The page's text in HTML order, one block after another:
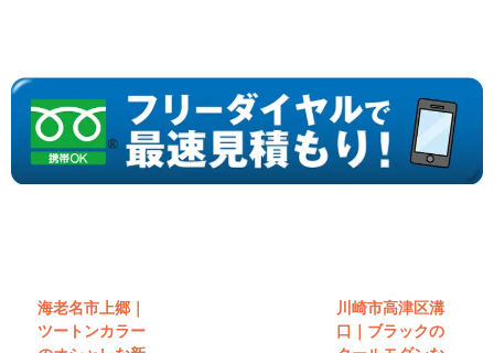
海老名市上郷｜
ツートンカラー
川崎市高津区溝
口｜ブラックの